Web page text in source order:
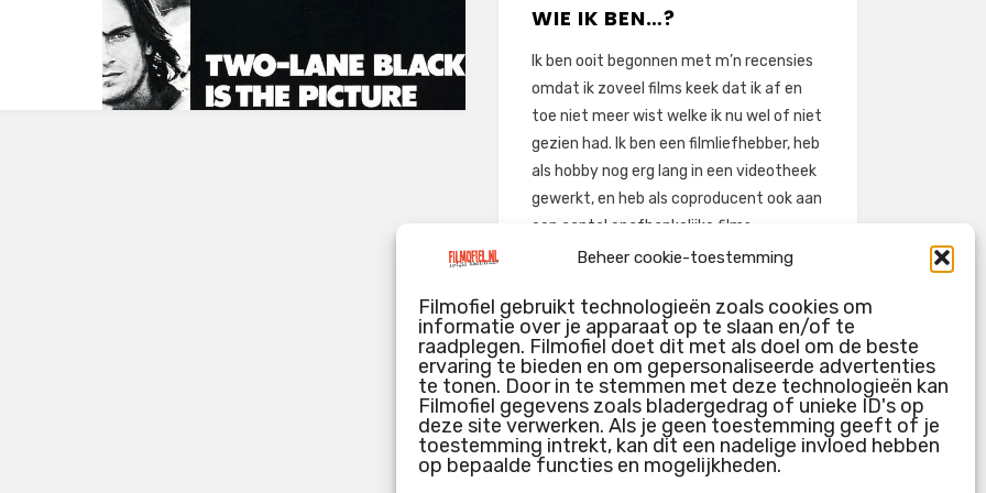
Beheer cookie-toestemming
Filmofiel gebruikt technologieën zoals cookies om
informatie over je apparaat op te slaan en/of te
raadplegen. Filmofiel doet dit met als doel om de beste
ervaring te bieden en om gepersonaliseerde advertenties
te tonen. Door in te stemmen met deze technologieën kan
Filmofiel gegevens zoals bladergedrag of unieke ID's op
deze site verwerken. Als je geen toestemming geeft of je
toestemming intrekt, kan dit een nadelige invloed hebben
op bepaalde functies en mogelijkheden.
WIE IK BEN…?
Ik ben ooit begonnen met m’n recensies
omdat ik zoveel films keek dat ik af en
toe niet meer wist welke ik nu wel of niet
gezien had. Ik ben een filmliefhebber, heb
als hobby nog erg lang in een videotheek
gewerkt, en heb als coproducent ook aan
een aantal onafhankelijke films
meegewerkt.
pretentieloze uitbreidingen van m’n
voormalige ‘videotheek-geouwehoer’,
aangevuld met een groeiende kennis
over de kunde én de kunst van het
maken van film.